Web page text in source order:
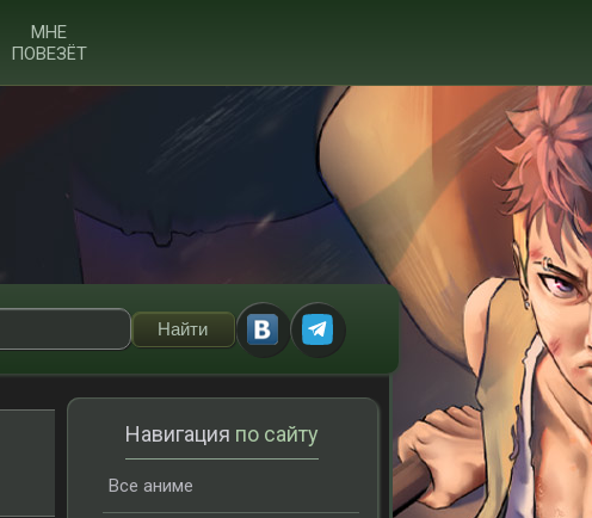
МНЕ
ПОВЕЗЁТ
Навигация по сайту
Все аниме